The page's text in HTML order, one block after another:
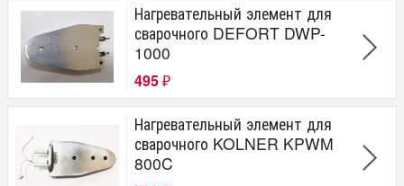
Нагревательный элемент для
сварочного DEFORT DWP-
1000
495 ₽
Нагревательный элемент для
сварочного KOLNER KPWM
800C